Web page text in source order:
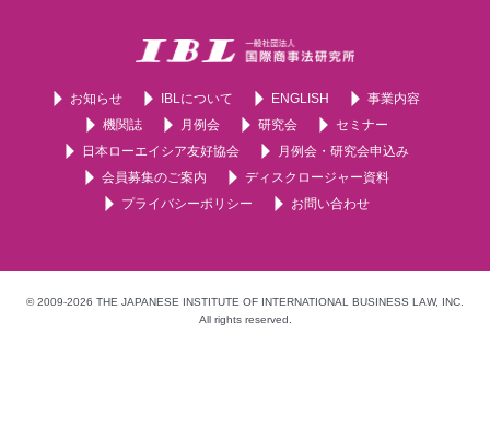
お知らせ IBLについて ENGLISH
事業内容
機関誌
月例会 研究会
セミナー
日本ローエイシア友好協会
月例会・研究会申込み
会員募集のご案内
ディスクロージャー資料
プライバシーポリシー
お問い合わせ
© 2009-2026 THE JAPANESE INSTITUTE OF INTERNATIONAL BUSINESS LAW, INC.
All rights reserved.